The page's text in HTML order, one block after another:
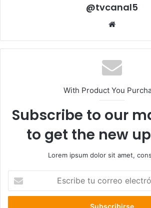
@tvcanal5
With Product You
Subscribe to our
to get the new
Lorem ipsum dolor sit amet,
correo